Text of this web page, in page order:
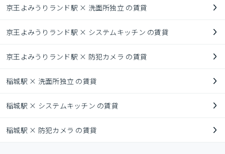
京王よみうりランド駅 × 洗面所独立 の賃貸
京王よみうりランド駅 × システムキッチン の賃貸
京王よみうりランド駅 × 防犯カメラ の賃貸
稲城駅 × 洗面所独立 の賃貸
稲城駅 × システムキッチン の賃貸
稲城駅 × 防犯カメラ の賃貸